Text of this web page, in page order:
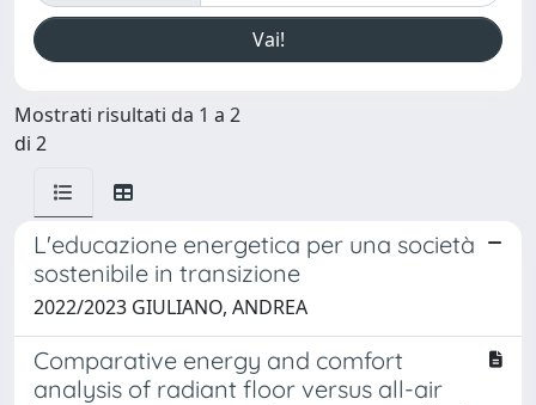
Mostrati risultati da 1 a 2
di 2
L'educazione energetica per una società
sostenibile in transizione
2022/2023 GIULIANO, ANDREA
Comparative energy and comfort
analysis of radiant floor versus all-air